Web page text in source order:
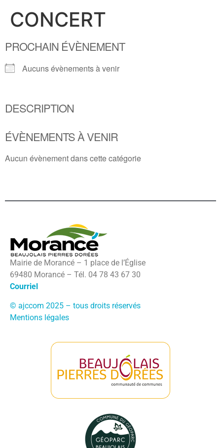
CONCERT
PROCHAIN ÉVÈNEMENT
Aucuns évènements à venir
DESCRIPTION
ÉVÈNEMENTS À VENIR
Aucun évènement dans cette catégorie
Mairie de Morancé – 1 place de l’Église
69480 Morancé – Tél. 04 78 43 67 30
Courriel
© ajccom 2025 – tous droits réservés
Mentions légales